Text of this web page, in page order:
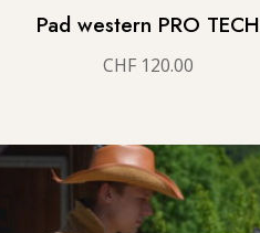
Pad western PRO TECH
CHF120.00